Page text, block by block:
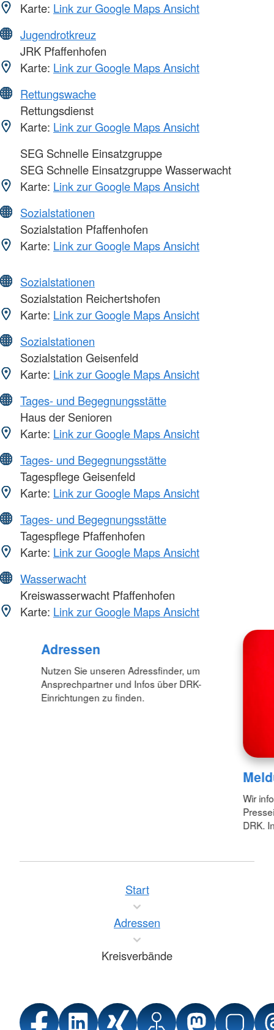
Karte: Link zur Google Maps Ansicht
Jugendrotkreuz
JRK Pfaffenhofen
Karte: Link zur Google Maps Ansicht
Rettungswache
Rettungsdienst
Karte: Link zur Google Maps Ansicht
SEG Schnelle Einsatzgruppe
SEG Schnelle Einsatzgruppe Wasserwacht
Karte: Link zur Google Maps Ansicht
Sozialstationen
Sozialstation Pfaffenhofen
Karte: Link zur Google Maps Ansicht
Sozialstationen
Sozialstation Reichertshofen
Karte: Link zur Google Maps Ansicht
Sozialstationen
Sozialstation Geisenfeld
Karte: Link zur Google Maps Ansicht
Tages- und Begegnungsstätte
Haus der Senioren
Karte: Link zur Google Maps Ansicht
Tages- und Begegnungsstätte
Tagespflege Geisenfeld
Karte: Link zur Google Maps Ansicht
Tages- und Begegnungsstätte
Tagespflege Pfaffenhofen
Karte: Link zur Google Maps Ansicht
Wasserwacht
Kreiswasserwacht Pfaffenhofen
Karte: Link zur Google Maps Ansicht
Adressen
Nutzen Sie unseren Adressfinder, um
Ansprechpartner und Infos über DRK-
Einrichtungen zu finden.
Wir
DRK.
Start
Adressen
Kreisverbände